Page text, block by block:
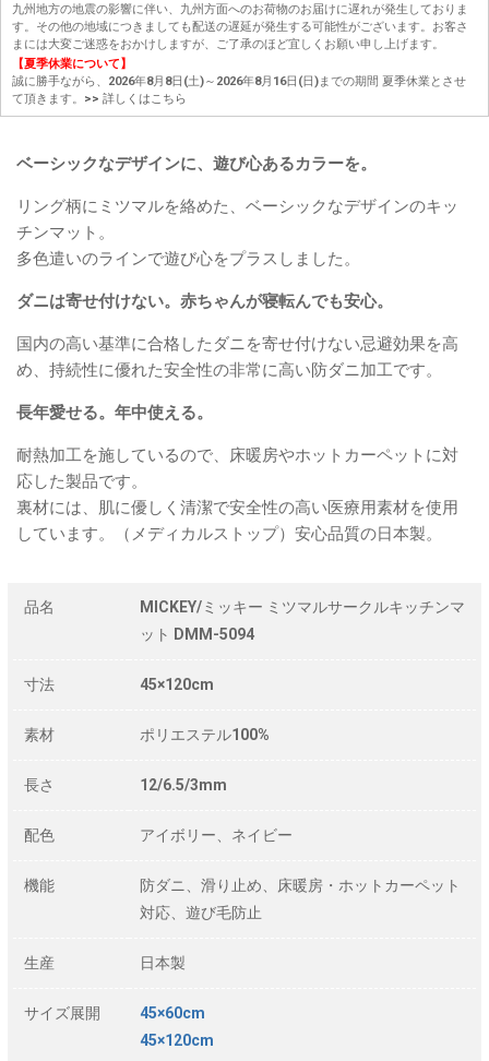
九州地方の地震の影響に伴い、九州方面へのお荷物のお届けに遅れが発生しておりま
す。その他の地域につきましても配送の遅延が発生する可能性がございます。お客さ
まには大変ご迷惑をおかけしますが、ご了承のほど宜しくお願い申し上げます。
【夏季休業について】
誠に勝手ながら、2026年8月8日(土)～2026年8月16日(日)までの期間 夏季休業とさせ
て頂きます。 >> 詳しくはこちら
ベーシックなデザインに、遊び心あるカラーを。
リング柄にミツマルを絡めた、ベーシックなデザインのキッ
チンマット。
多色遣いのラインで遊び心をプラスしました。
ダニは寄せ付けない。赤ちゃんが寝転んでも安心。
国内の高い基準に合格したダニを寄せ付けない忌避効果を高
め、持続性に優れた安全性の非常に高い防ダニ加工です。
長年愛せる。年中使える。
耐熱加工を施しているので、床暖房やホットカーペットに対
応した製品です。
裏材には、肌に優しく清潔で安全性の高い医療用素材を使用
しています。（メディカルストップ）安心品質の日本製。
品名
MICKEY/ミッキー ミツマルサークルキッチンマ
ット DMM-5094
寸法 45×120cm
素材 ポリエステル100%
長さ 12/6.5/3mm
配色 アイボリー、ネイビー
機能
防ダニ、滑り止め、床暖房・ホットカーペット
対応、遊び毛防止
生産 日本製
サイズ展開
45×60cm
45×120cm